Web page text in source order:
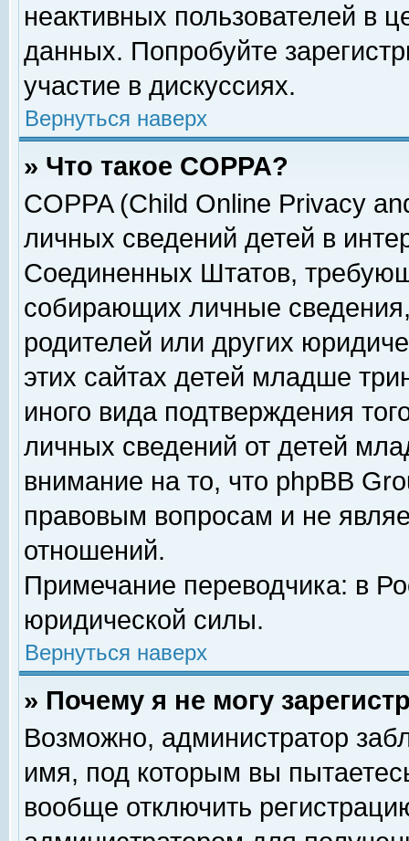
неактивных пользователей в
данных. Попробуйте
участие в дискуссиях.
Вернуться наверх
» Что такое COPPA?
COPPA (Child Online Privacy
личных сведений детей в
Соединенных Штатов,
собирающих личные
родителей или других
этих сайтах детей младше
иного вида подтверждения
личных сведений от детей
внимание на то, что phpBB
правовым вопросам и не
отношений.
Примечание переводчика: в
юридической силы.
Вернуться наверх
» Почему я не могу
Возможно, администратор
имя, под которым вы
вообще отключить